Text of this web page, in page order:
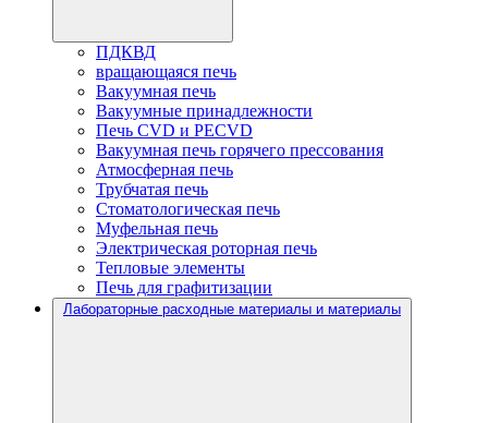
ПДКВД
вращающаяся печь
Вакуумная печь
Вакуумные принадлежности
Печь CVD и PECVD
Вакуумная печь горячего прессования
Атмосферная печь
Трубчатая печь
Стоматологическая печь
Муфельная печь
Электрическая роторная печь
Тепловые элементы
Печь для графитизации
Лабораторные расходные материалы и материалы